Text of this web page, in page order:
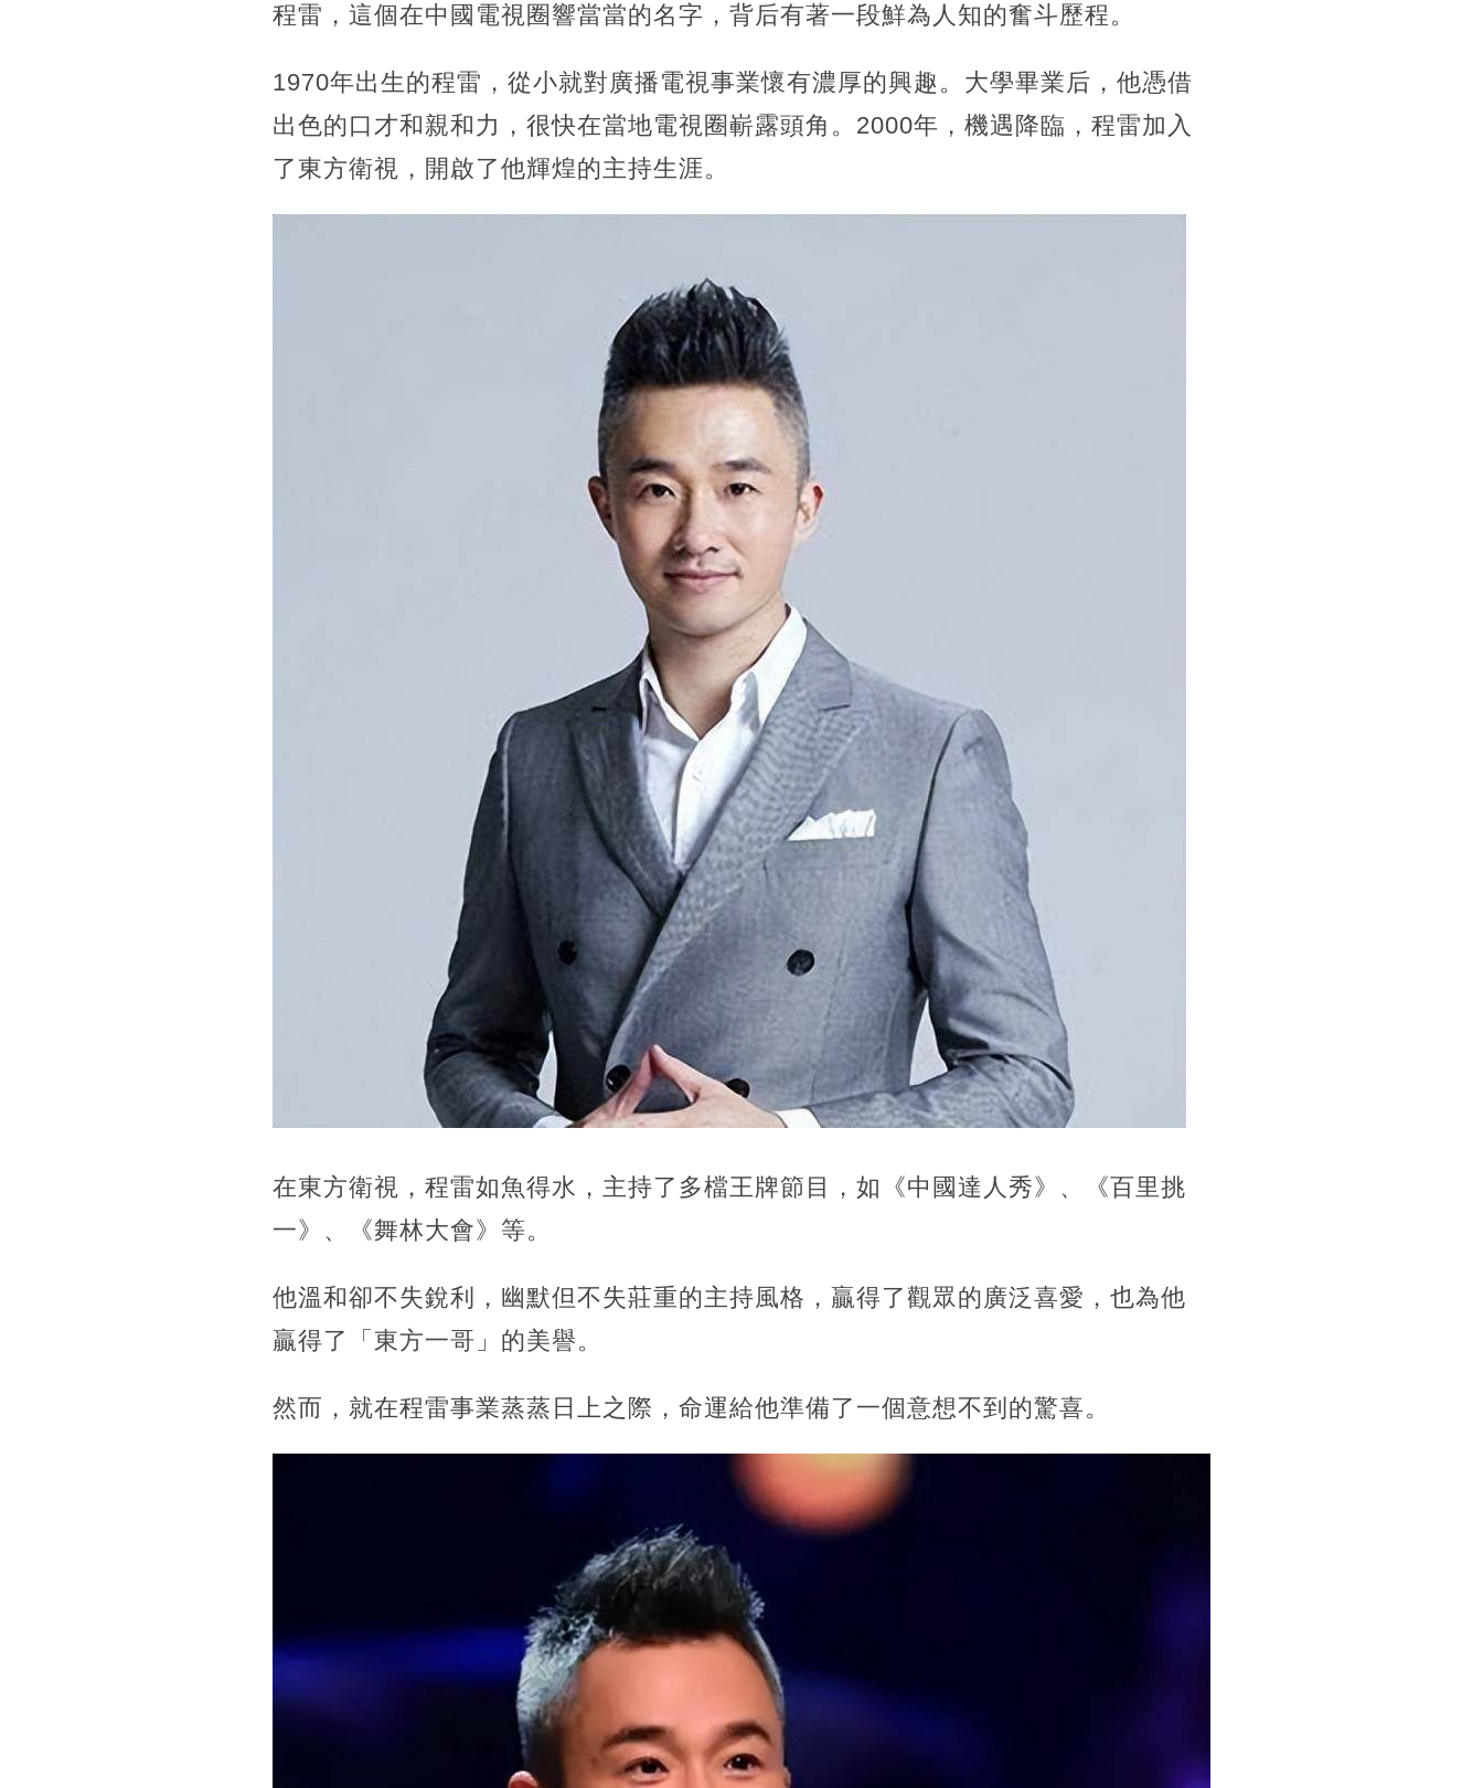
程雷，這個在中國電視圈響當當的名字， 背后有著一段鮮為人知的奮斗歷程。
1970年出生的程雷，從小就對廣播電視事業懷有濃厚的興趣。大學畢業后，他憑借
出色的口才和親和力，很快在當地電視圈嶄露頭角。2000年，機遇降臨，程雷加入
了東方衛視，開啟了他輝煌的主持生涯。
在東方衛視，程雷如魚得水，主持了多檔王牌節目，如《中國達人秀》、《百里挑
一》、《舞林大會》等。
他溫和卻不失銳利，幽默但不失莊重的主持風格，贏得了觀眾的廣泛喜愛，也為他
贏得了「東方一哥」的美譽。
然而，就在程雷事業蒸蒸日上之際，命運給他準備了一個意想不到的驚喜。